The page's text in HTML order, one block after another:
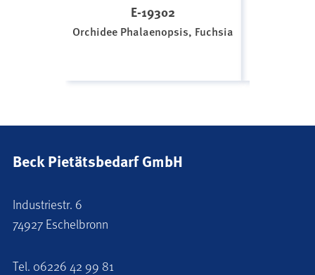
E-19302
Orchidee Phalaenopsis, Fuchsia
Beck Pietätsbedarf GmbH
Industriestr. 6
74927 Eschelbronn
Tel. 06226 42 99 81